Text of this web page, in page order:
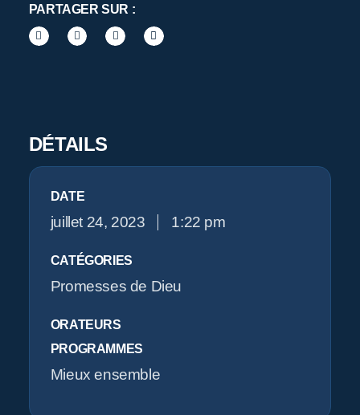
PARTAGER SUR :
DÉTAILS
DATE
juillet 24, 2023 1:22 pm
CATÉGORIES
Promesses de Dieu
ORATEURS
PROGRAMMES
Mieux ensemble